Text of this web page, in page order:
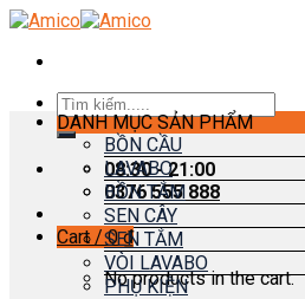
Skip
content
Search
for:
08:30 - 21:00
0376 555 888
Cart /0₫
No products in the cart.
DANH MỤC SẢN PHẨM
BỒN CẦU
LAVABO
BỒN TẮM
SEN CÂY
SEN TẮM
VÒI LAVABO
PHỤ KIỆN